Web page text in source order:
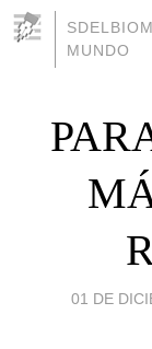
MUNDO
01 DE